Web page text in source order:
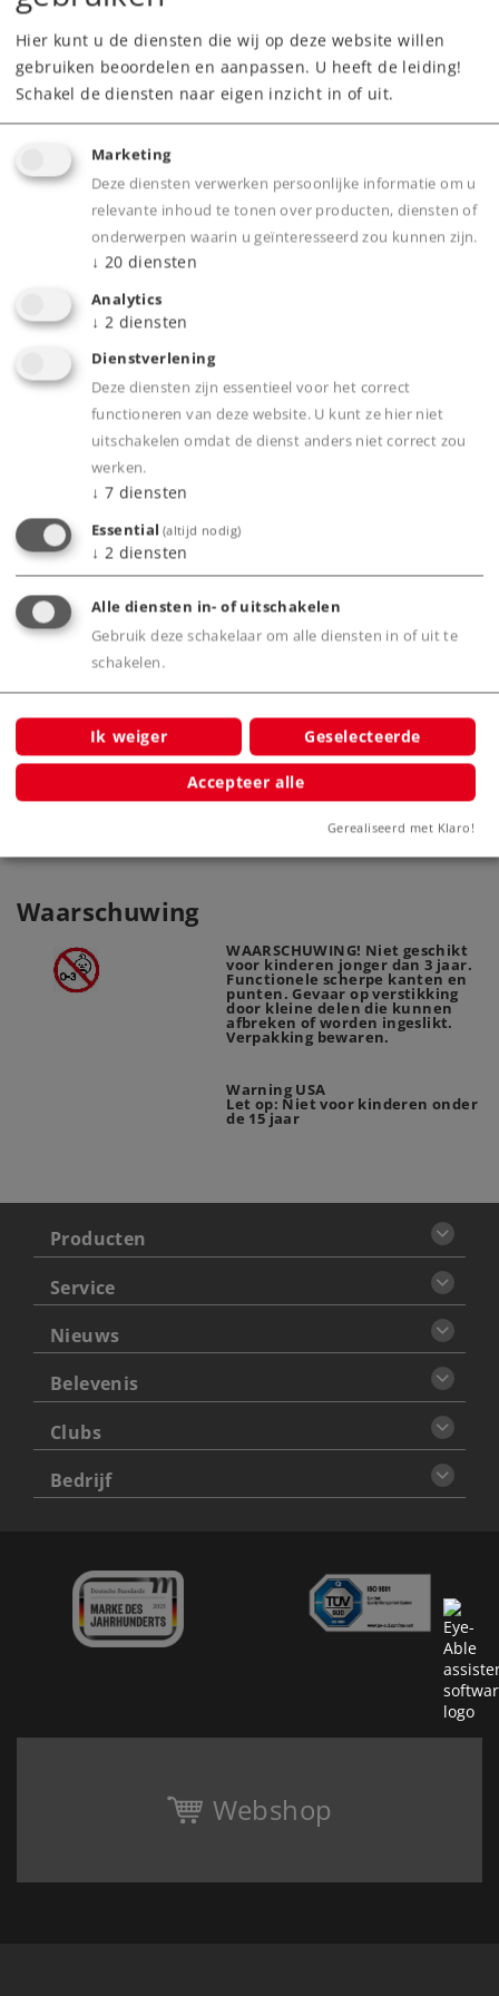
Product
Productinfo
Bijbehorende producten
Waarschuwing
WAARSCHUWING! Niet geschikt
voor kinderen jonger dan 3 jaar.
Functionele scherpe kanten en
punten. Gevaar op verstikking
door kleine delen die kunnen
afbreken of worden ingeslikt.
Verpakking bewaren.
Warning USA
Let op: Niet voor kinderen onder
de 15 jaar
Producten
Service
Nieuws
Belevenis
Clubs
Bedrijf
Webshop
Hier kunt u de diensten die wij op deze website willen
gebruiken beoordelen en aanpassen. U heeft de leiding!
Schakel de diensten naar eigen inzicht in of uit.
Marketing
Deze diensten verwerken persoonlijke informatie om u
relevante inhoud te tonen over producten, diensten of
onderwerpen waarin u geïnteresseerd zou kunnen zijn.
↓ 20 diensten
Analytics
↓ 2 diensten
Dienstverlening
Deze diensten zijn essentieel voor het correct
functioneren van deze website. U kunt ze hier niet
uitschakelen omdat de dienst anders niet correct zou
werken.
↓ 7 diensten
Essential (altijd nodig)
↓ 2 diensten
Alle diensten in- of uitschakelen
Gebruik deze schakelaar om alle diensten in of uit te
schakelen.
Ik weiger Geselecteerde
Accepteer alle
Gerealiseerd met Klaro!